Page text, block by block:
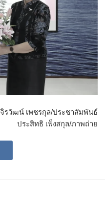
จิรวัฒน์ เพชรกุล/ประชาสัมพันธ์
ประสิทธิ เพ็งสกุล/ภาพถ่าย